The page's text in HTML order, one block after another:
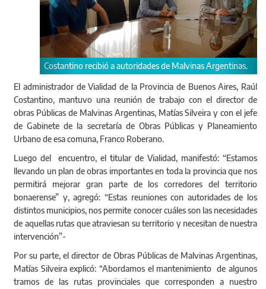
Costantino recibió a autoridades de Malvinas Argentinas.
El administrador de Vialidad de la Provincia de Buenos Aires, Raúl
Costantino, mantuvo una reunión de trabajo con el director de
obras Públicas de Malvinas Argentinas, Matías Silveira y con el jefe
de Gabinete de la secretaría de Obras Públicas y Planeamiento
Urbano de esa comuna, Franco Roberano.
Luego del encuentro, el titular de Vialidad, manifestó: “Estamos
llevando un plan de obras importantes en toda la provincia que nos
permitirá mejorar gran parte de los corredores del territorio
bonaerense” y, agregó: “Estas reuniones con autoridades de los
distintos municipios, nos permite conocer cuáles son las necesidades
de aquellas rutas que atraviesan su territorio y necesitan de nuestra
intervención”-
Por su parte, el director de Obras Públicas de Malvinas Argentinas,
Matías Silveira explicó: “Abordamos el mantenimiento de algunos
tramos de las rutas provinciales que corresponden a nuestro